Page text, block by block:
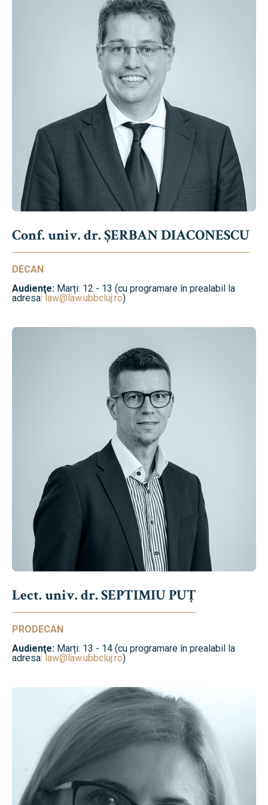
Conf. univ. dr. ȘERBAN DIACONESCU
DECAN
Audienţe: Marți: 12 - 13 (cu programare în prealabil la
adresa:law@law.ubbcluj.ro)
Lect. univ. dr. SEPTIMIU PUȚ
PRODECAN
Audienţe: Marți: 13 - 14 (cu programare în prealabil la
adresa:law@law.ubbcluj.ro)